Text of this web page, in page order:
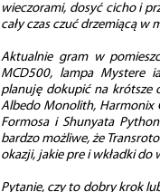
wieczorami, dosyć cicho i
cały czas czuć drzemiącą w
Aktualnie gram w
MCD500, lampa Mystere
planuję dokupić na krótsze
Albedo Monolith, Harmonix
Formosa i Shunyata
bardzo możliwe, że
okazji, jakie pre i wkładki do
Pytanie, czy to dobry krok